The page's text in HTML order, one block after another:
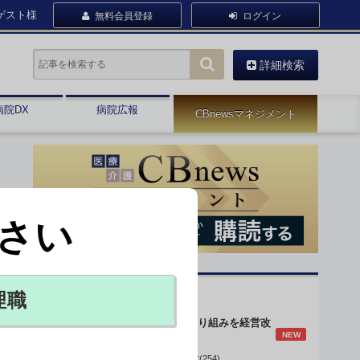
スト様 無料会員登録 ログイン
詳細検索
院DX 病院広報 CBnewsマネジメント
身体的拘束最小化の取り組みを経営改
NEW
い
職